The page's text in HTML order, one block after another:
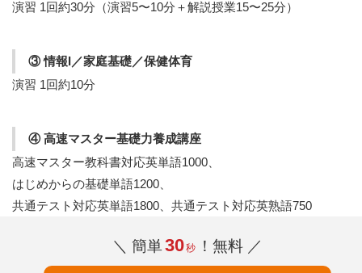
演習 1回約30分（演習5〜10分＋解説授業15〜25分）
③ 情報I／家庭基礎／保健体育
演習 1回約10分
④ 高速マスター基礎力養成講座
高速マスター教科書対応英単語1000、
はじめからの基礎単語1200、
共通テスト対応英単語1800、共通テスト対応英熟語750
＼ 簡単30秒 ！無料 ／